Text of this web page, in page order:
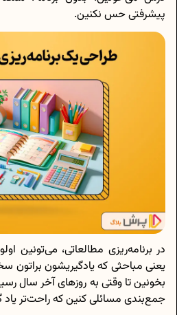
پیشرفتی حس نکنین.
در برنامه‌ریزی مطالعاتی، می‌تونین
یعنی مباحثی که یادگیریشون براتون
بخونین تا وقتی به روزهای آخر سال
جمع‌بندی مسائلی کنین که راحت‌تر یاد